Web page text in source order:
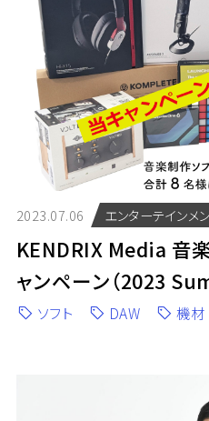
2023.07.06 エンターテインメ
KENDRIX Media 音
ャンペーン（2023
ソフト DAW 機材